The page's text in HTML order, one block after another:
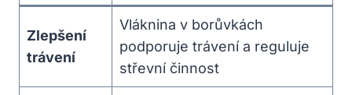
Zlepšení‌
trávení
Vláknina v borůvkách
podporuje trávení‍ a reguluje
střevní činnost